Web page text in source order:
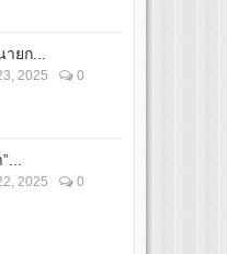
ยก...
2025 0
2025 0